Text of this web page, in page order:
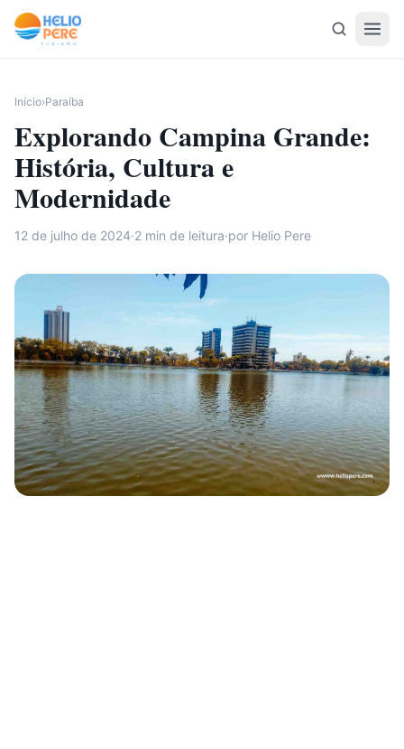
Pular para o conteúdo
Início›Paraíba
Explorando Campina Grande:
História, Cultura e
Modernidade
12 de julho de 2024·2 min de leitura·por Helio Pere